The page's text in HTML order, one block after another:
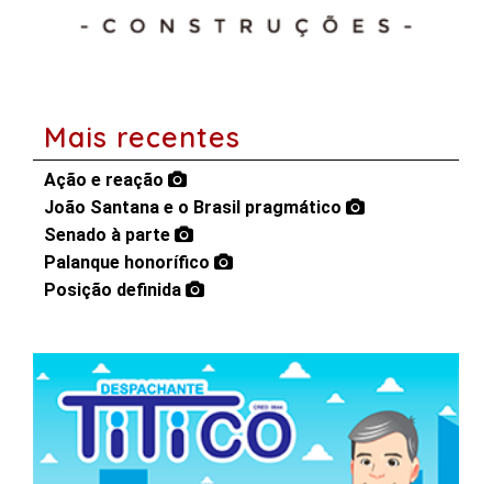
Mais recentes
Ação e reação
João Santana e o Brasil pragmático
Senado à parte
Palanque honorífico
Posição definida